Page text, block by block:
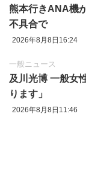
熊本行きANA機
不具合で
2026年8月8日16:24
一般ニュース
及川光博 一般女
ります」
2026年8月8日11:46